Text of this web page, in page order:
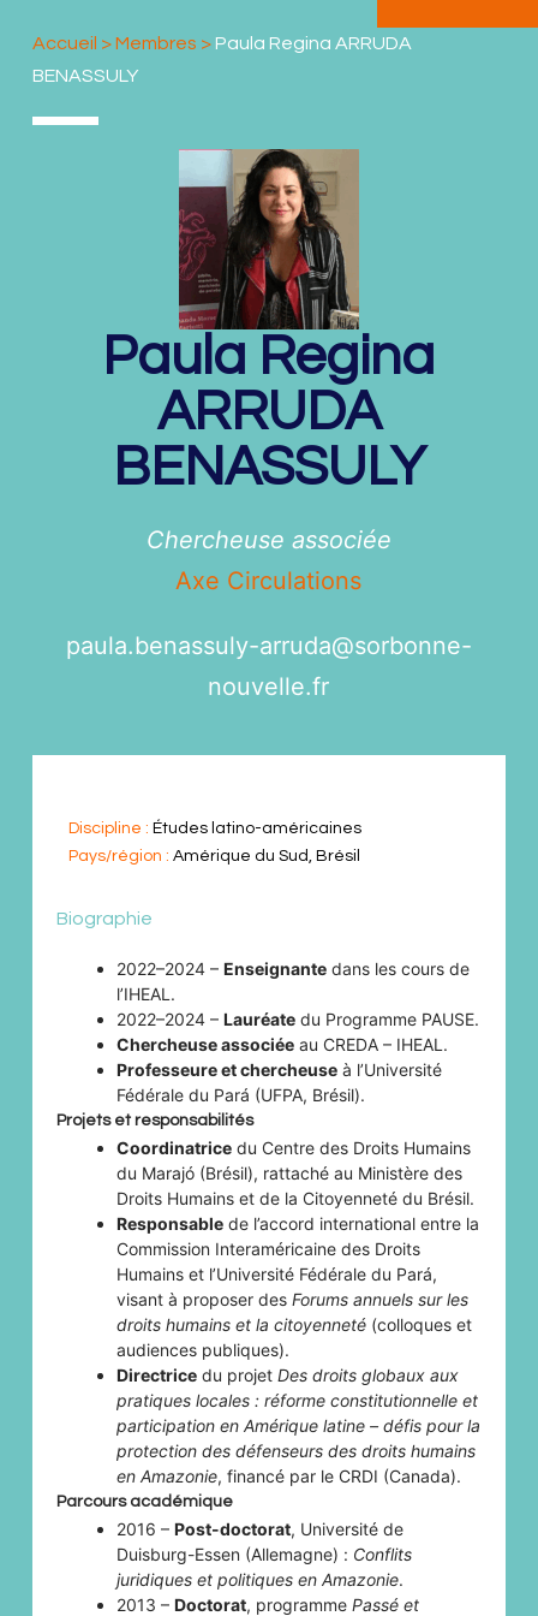
Accueil >Membres >Paula Regina ARRUDA
BENASSULY
Paula Regina
ARRUDA
BENASSULY
Chercheuse associée
Axe Circulations
paula.benassuly-arruda@sorbonne-
nouvelle.fr
Discipline : Études latino-américaines
Pays/région : Amérique du Sud, Brésil
Biographie
2022–2024 – Enseignantedans les cours de
l’IHEAL.
2022–2024 – Lauréatedu Programme PAUSE.
Chercheuse associéeau CREDA – IHEAL.
Professeure et chercheuseà l’Université
Fédérale du Pará (UFPA, Brésil).
Projets et responsabilités
Coordinatricedu Centre des Droits Humains
du Marajó (Brésil), rattaché au Ministère des
Droits Humains et de la Citoyenneté du Brésil.
Responsablede l’accord international entre la
Commission Interaméricaine des Droits
Humains et l’Université Fédérale du Pará,
visant à proposer des Forums annuels sur les
droits humains et la citoyenneté(colloques et
audiences publiques).
Directricedu projet Des droits globaux aux
pratiques locales : réforme constitutionnelle et
participation en Amérique latine – défis pour la
protection des défenseurs des droits humains
en Amazonie, financé par le CRDI (Canada).
Parcours académique
2016 – Post-doctorat, Université de
Duisburg-Essen (Allemagne) : Conflits
juridiques et politiques en Amazonie.
2013 – Doctorat, programme Passé et